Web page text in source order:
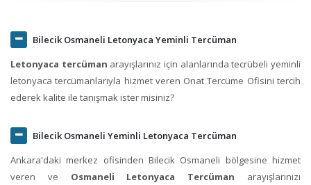
Bilecik Osmaneli Letonyaca Yeminli Tercüman
Letonyaca tercüman arayışlarınız için alanlarında tecrübeli yeminli
letonyaca tercümanlarıyla hizmet veren Onat Tercüme Ofisini tercih
ederek kalite ile tanışmak ister misiniz?
Bilecik Osmaneli Yeminli Letonyaca Tercüman
Ankara'daki merkez ofisinden Bilecik Osmaneli bölgesine hizmet
veren ve Osmaneli Letonyaca Tercüman arayışlarınızı